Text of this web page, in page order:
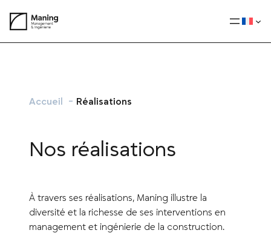
Accueil Réalisations
Nos réalisations
À travers ses réalisations, Maning illustre la
diversité et la richesse de ses interventions en
management et ingénierie de la construction.